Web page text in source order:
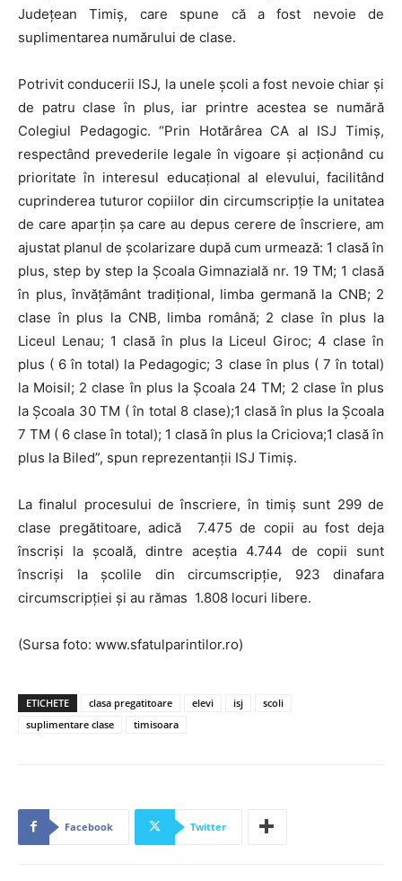
Județean Timiș, care spune că a fost nevoie de
suplimentarea numărului de clase.
Potrivit conducerii ISJ, la unele școli a fost nevoie chiar și
de patru clase în plus, iar printre acestea se numără
Colegiul Pedagogic. “Prin Hotărârea CA al ISJ Timiș,
respectând prevederile legale în vigoare și acționând cu
prioritate în interesul educațional al elevului, facilitând
cuprinderea tuturor copiilor din circumscripție la unitatea
de care aparțin șa care au depus cerere de înscriere, am
ajustat planul de școlarizare după cum urmează: 1 clasă în
plus, step by step la Școala Gimnazială nr. 19 TM; 1 clasă
în plus, învățământ tradițional, limba germană la CNB; 2
clase în plus la CNB, limba română; 2 clase în plus la
Liceul Lenau; 1 clasă în plus la Liceul Giroc; 4 clase în
plus ( 6 în total) la Pedagogic; 3 clase în plus ( 7 în total)
la Moisil; 2 clase în plus la Școala 24 TM; 2 clase în plus
la Școala 30 TM ( în total 8 clase);1 clasă în plus la Școala
7 TM ( 6 clase în total); 1 clasă în plus la Criciova;1 clasă în
plus la Biled”, spun reprezentanții ISJ Timiș.
La finalul procesului de înscriere, în timiș sunt 299 de
clase pregătitoare, adică 7.475 de copii au fost deja
înscriși la școală, dintre aceștia 4.744 de copii sunt
înscriși la școlile din circumscripție, 923 dinafara
circumscripției și au rămas 1.808 locuri libere.
(Sursa foto: www.sfatulparintilor.ro)
ETICHETE clasa pregatitoare elevi isj
scoli
suplimentare clase
timisoara
Facebook Twitter